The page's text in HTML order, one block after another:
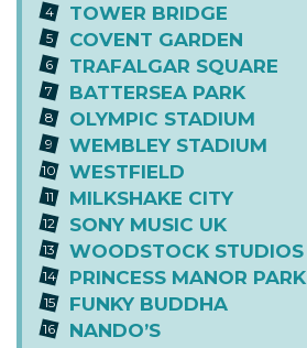
TOWER BRIDGE
COVENT GARDEN
TRAFALGAR SQUARE
BATTERSEA PARK
OLYMPIC STADIUM
WEMBLEY STADIUM
WESTFIELD
MILKSHAKE CITY
SONY MUSIC UK
WOODSTOCK STUDIOS
PRINCESS MANOR PARK
FUNKY BUDDHA
NANDO’S